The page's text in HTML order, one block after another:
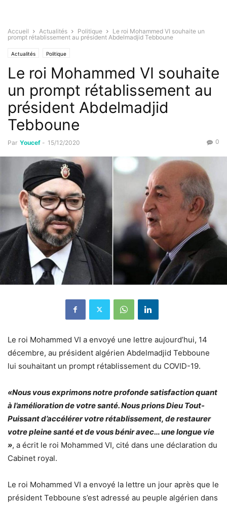
Accueil Actualités Politique
Le roi Mohammed VI souhaite un
prompt rétablissement au président Abdelmadjid Tebboune
Actualités Politique
Le roi Mohammed VI souhaite
un prompt rétablissement au
président Abdelmadjid
Tebboune
Par Youcef - 15/12/2020 0
Le roi Mohammed VI a envoyé une lettre aujourd’hui, 14
décembre, au président algérien Abdelmadjid Tebboune
lui souhaitant un prompt rétablissement du COVID-19.
«Nous vous exprimons notre profonde satisfaction quant
à l’amélioration de votre santé. Nous prions Dieu Tout-
Puissant d’accélérer votre rétablissement, de restaurer
votre pleine santé et de vous bénir avec… une longue vie
», a écrit le roi Mohammed VI, cité dans une déclaration du
Cabinet royal.
Le roi Mohammed VI a envoyé la lettre un jour après que le
président Tebboune s’est adressé au peuple algérien dans